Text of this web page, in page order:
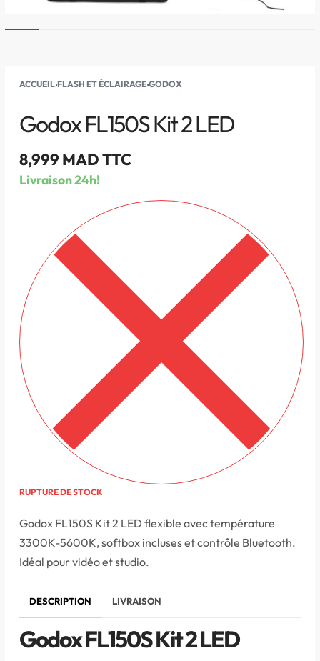
ACCUEIL›FLASH ET ÉCLAIRAGE›GODOX
Godox FL150S Kit 2 LED
8,999 MAD TTC
Livraison 24h!
RUPTURE DE STOCK
Godox FL150S Kit 2 LED flexible avec température
3300K-5600K, softbox incluses et contrôle Bluetooth.
Idéal pour vidéo et studio.
DESCRIPTION LIVRAISON
Godox FL150S Kit 2 LED